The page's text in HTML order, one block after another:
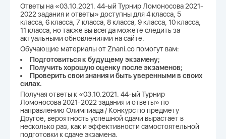
Ответы на «03.10.2021. 44-ый Турнир Ломоносова 2021-
2022 задания и ответы» доступны для 4 класса, 5
класса, 6 класса, 7 класса, 8 класса, 9 класса, 10 класса,
11 класса, но также вы всегда можете следить за
актуальными обновлениями на сайте.
Обучающие материалы от Znani.co помогут вам:
Подготовиться к будущему экзамену;
Получить хорошую оценку после экзаменов;
Проверить свои знания и быть уверенными в своих
силах.
Получая ответы к «03.10.2021. 44-ый Турнир
Ломоносова 2021-2022 задания и ответы» по
направлению Олимпиада / Конкурс по предмету
Другое, вероятность успешной сдачи вырастает в
несколько раз, как и эффективности самостоятельной
подготовки к сдаче экзамена.